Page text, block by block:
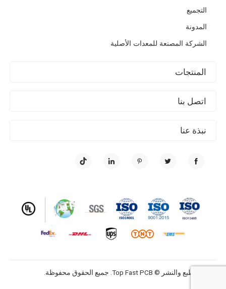
نبذة عنا
التجميع
المدونة
الشركة المصنعة للمعدات الأصلية
المنتجات
اتصل بنا
حقوق الطبع والنشر © Top Fast PCB. جميع الحقوق محفوظة.